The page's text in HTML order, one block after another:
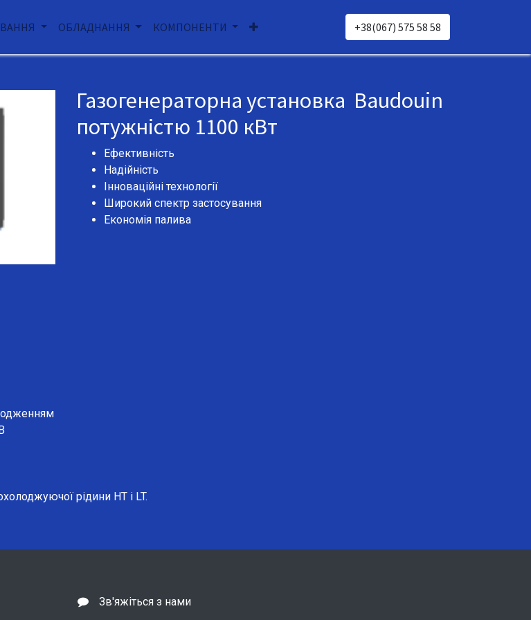
ОБЛАДНАННЯ КОМПОНЕНТИ +38(067) 575 58 58
Газогенераторна установка Baudouin
потужністю 1100 кВт
Ефективність
Надійність
Інноваційні технології
Широкий спектр застосування
Економія палива
рідини HT і LT.
Зв'яжіться з нами